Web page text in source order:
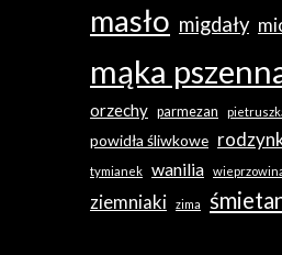
masło migdały
mąka
orzechy parmezan
powidła śliwkowe
tymianek wanilia
ziemniaki zima